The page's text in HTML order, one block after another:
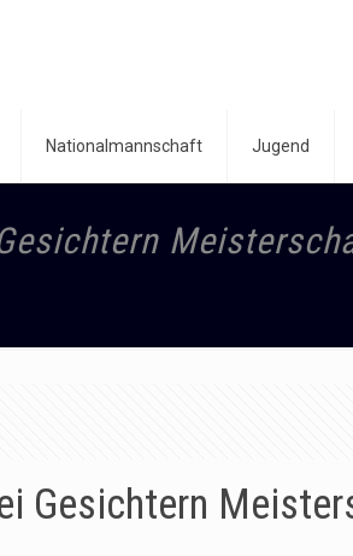
Nationalmannschaft Jugend
Gesichtern